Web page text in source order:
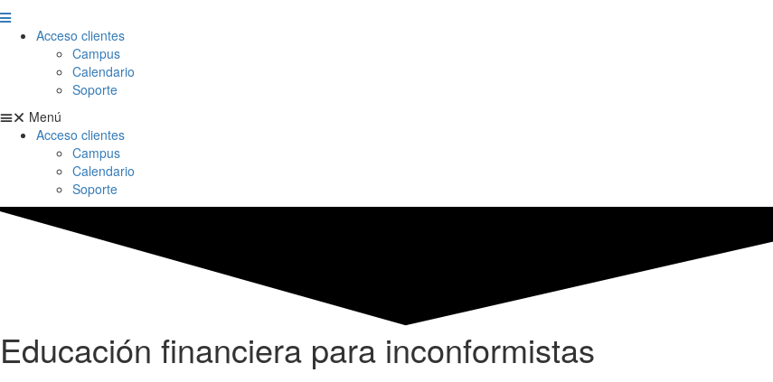
Acceso clientes
Campus
Calendario
Soporte
Menú
Acceso clientes
Campus
Calendario
Soporte
Educación financiera para inconformistas